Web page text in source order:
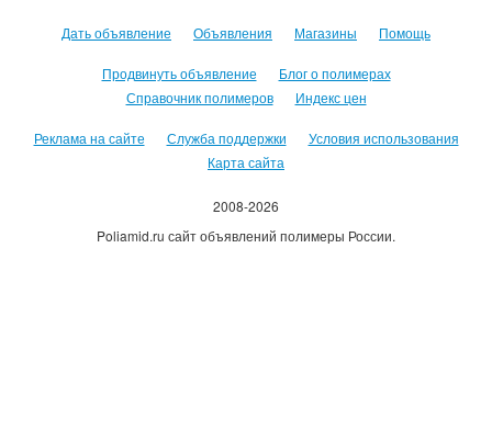
Дать объявление Объявления Магазины Помощь
Продвинуть объявление
Блог о полимерах
Справочник полимеров
Индекс цен
Реклама на сайте Служба поддержки
Условия использования
Карта сайта
2008-2026
Poliamid.ru сайт объявлений полимеры России.